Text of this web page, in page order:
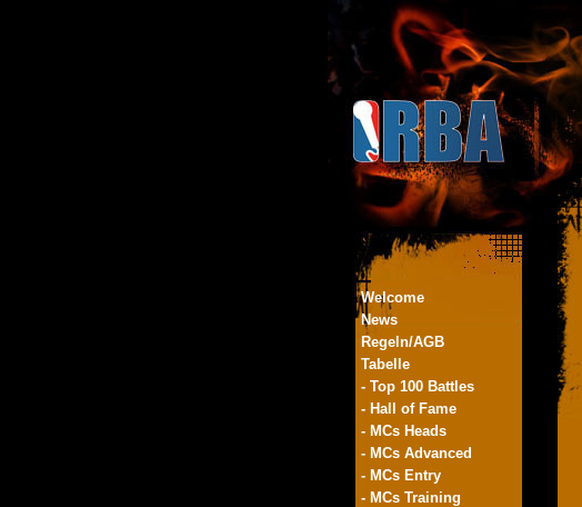
Welcome
News
Regeln/AGB
Tabelle
- Top 100 Battles
- Hall of Fame
- MCs Heads
- MCs Advanced
- MCs Entry
- MCs Training